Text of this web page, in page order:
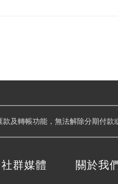
及轉帳功能，無法解除分期付
社群媒體 關於我